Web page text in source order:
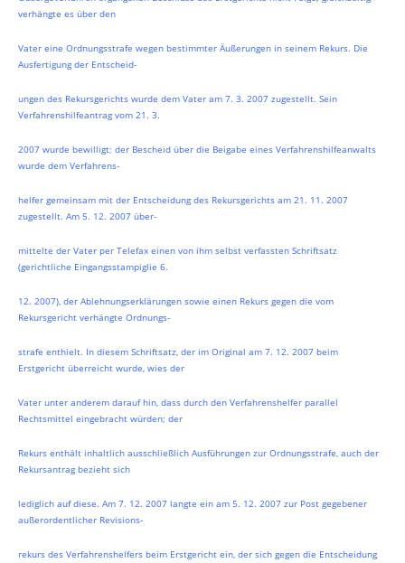
verhängte es über den
Vater eine Ordnungsstrafe wegen bestimmter Äußerungen in seinem Rekurs. Die
Ausfertigung der Entscheid-
ungen des Rekursgerichts wurde dem Vater am 7. 3. 2007 zugestellt. Sein
Verfahrenshilfeantrag vom 21. 3.
2007 wurde bewilligt; der Bescheid über die Beigabe eines Verfahrenshilfeanwalts
wurde dem Verfahrens-
helfer gemeinsam mit der Entscheidung des Rekursgerichts am 21. 11. 2007
zugestellt. Am 5. 12. 2007 über-
mittelte der Vater per Telefax einen von ihm selbst verfassten Schriftsatz
(gerichtliche Eingangsstampiglie 6.
12. 2007), der Ablehnungserklärungen sowie einen Rekurs gegen die vom
Rekursgericht verhängte Ordnungs-
strafe enthielt. In diesem Schriftsatz, der im Original am 7. 12. 2007 beim
Erstgericht überreicht wurde, wies der
Vater unter anderem darauf hin, dass durch den Verfahrenshelfer parallel
Rechtsmittel eingebracht würden; der
Rekurs enthält inhaltlich ausschließlich Ausführungen zur Ordnungsstrafe, auch der
Rekursantrag bezieht sich
lediglich auf diese. Am 7. 12. 2007 langte ein am 5. 12. 2007 zur Post gegebener
außerordentlicher Revisions-
rekurs des Verfahrenshelfers beim Erstgericht ein, der sich gegen die Entscheidung